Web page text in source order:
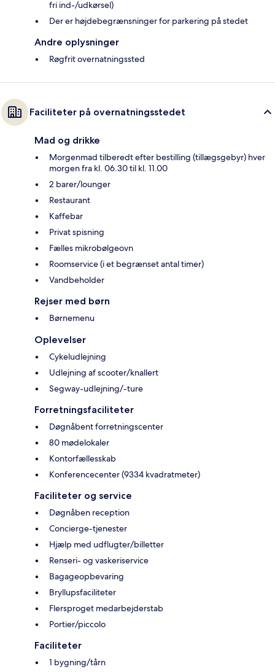
fri ind-/udkørsel)
Der er højdebegrænsninger for parkering på stedet
Andre oplysninger
Røgfrit overnatningssted
Faciliteter på overnatningsstedet
Mad og drikke
Morgenmad tilberedt efter bestilling (tillægsgebyr) hver
morgen fra kl. 06.30 til kl. 11.00
2 barer/lounger
Restaurant
Kaffebar
Privat spisning
Fælles mikrobølgeovn
Roomservice (i et begrænset antal timer)
Vandbeholder
Rejser med børn
Børnemenu
Oplevelser
Cykeludlejning
Udlejning af scooter/knallert
Segway-udlejning/-ture
Forretningsfaciliteter
Døgnåbent forretningscenter
80 mødelokaler
Kontorfællesskab
Konferencecenter (9334 kvadratmeter)
Faciliteter og service
Døgnåben reception
Concierge-tjenester
Hjælp med udflugter/billetter
Renseri- og vaskeriservice
Bagageopbevaring
Bryllupsfaciliteter
Flersproget medarbejderstab
Portier/piccolo
Faciliteter
1 bygning/tårn